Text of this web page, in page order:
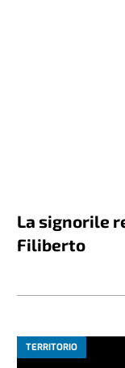
La signorile
Filiberto
TERRITORIO